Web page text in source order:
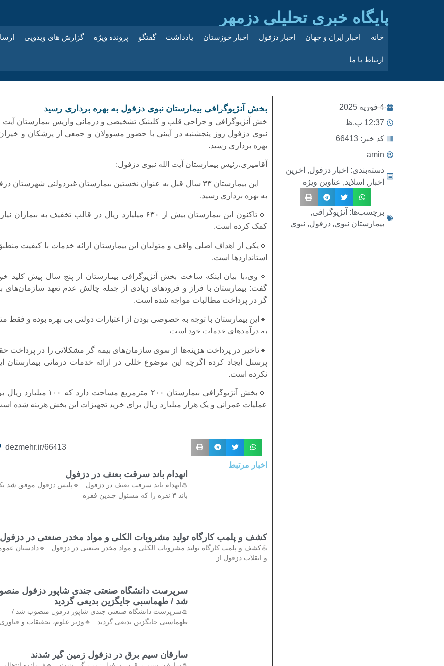
پایگاه خبری تحلیلی دزمهر
خانه اخبار ایران و جهان اخبار دزفول اخبار خوزستان یادداشت گفتگو پرونده ویژه گزارش های ویدویی
ارتباط با ما
4 فوریه 2025
12:37 ب.ظ
کد خبر: 66413
amin
دسته‌بندی: اخبار دزفول, اخرین
اخبار , اسلاید, عناوین ویژه
برچسب‌ها: آنژیوگرافی,
بیمارستان نبوی, دزفول, نبوی
بخش آنژیوگرافی بیمارستان نبوی دزفول به بهره برداری رسید
خش آنژیوگرافی و جراحی قلب و کلینیک تشخیصی و درمانی واریس بیمارستان آیت
نبوی دزفول روز پنجشنبه در آیینی با حضور مسوولان و جمعی از پزشکان و
بهره برداری رسید.
آقامیری،رئیس بیمارستان آیت الله نبوی دزفول:
🔹این بیمارستان ۳۳ سال قبل به عنوان نخستین بیمارستان غیردولتی شهرستان
به بهره برداری رسید.
🔹تاکنون این بیمارستان بیش از ۶۳۰ میلیارد ریال در قالب تخفیف به بیماران
کمک کرده است.
🔹یکی از اهداف اصلی واقف و متولیان این بیمارستان ارائه خدمات با کیفیت
استانداردها است.
🔹وی،با بیان اینکه ساخت بخش آنژیوگرافی بیمارستان از پنج سال پیش کلید
گفت: بیمارستان با فراز و فرودهای زیادی از جمله چالش عدم تعهد سازمان‌های
گر در پرداخت مطالبات مواجه شده است.
🔹این بیمارستان با توجه به خصوصی بودن از اعتبارات دولتی بی بهره بوده و فقط
به درآمدهای خدمات خود است.
🔹تاخیر در پرداخت هزینه‌ها از سوی سازمان‌های بیمه گر مشکلاتی را در پرداخت
پرسنل ایجاد کرده اگرچه این موضوع خللی در ارائه خدمات درمانی بیمارستان
نکرده است.
🔹بخش آنژیوگرافی بیمارستان ۲۰۰ مترمربع مساحت دارد که ۱۰۰
عملیات عمرانی و یک هزار میلیارد ریال برای خرید تجهیزات این بخش هزینه شده
dezmehr.ir/66413
اخبار مرتبط
انهدام باند سرقت بعنف در دزفول
♨️انهدام باند سرقت بعنف در دزفول 🔹پلیس دزفول موفق شد
باند ۳ نفره را که مسئول چندین فقره
کشف و پلمب کارگاه تولید مشروبات الکلی و مواد مخدر صنعتی در دزفول
♨️کشف و پلمب کارگاه تولید مشروبات الکلی و مواد مخدر صنعتی در دزفول 🔹دادستان
و انقلاب دزفول از
سرپرست دانشگاه صنعتی جندی شاپور دزفول
شد / طهماسبی جایگزین بدیعی گردید
♨️سرپرست دانشگاه صنعتی جندی شاپور دزفول منصوب شد /
طهماسبی جایگزین بدیعی گردید 🔸وزیر علوم، تحقیقات و فناوری
سارقان سیم برق در دزفول زمین گیر شدند